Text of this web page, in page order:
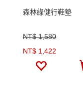
森林綠健行鞋墊
NT$ 1,580
NT$ 1,422